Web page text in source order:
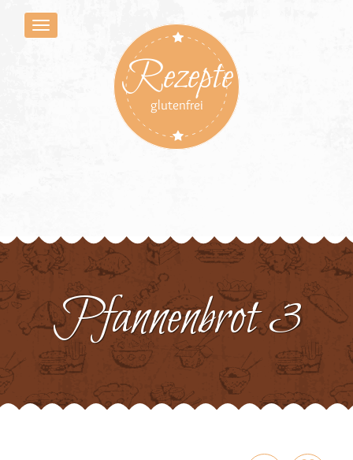
Rezepte
glutenfrei
Pfannenbrot 3